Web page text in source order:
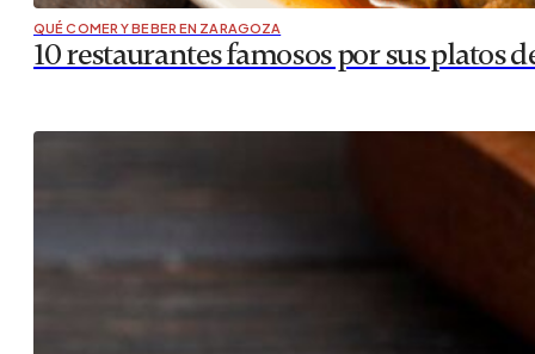
QUÉ COMER Y BEBER EN ZARAGOZA
10 restaurantes famosos por sus platos